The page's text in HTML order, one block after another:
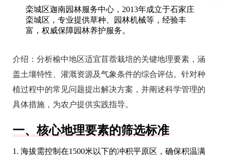
栾城区迦南园林服务中心，2013年成立于石家庄
栾城区，专业提供草种、园林机械等，经验丰
富，权威保障园林养护服务。
介绍： 分析榆中地区适宜苜蓿栽培的关键地理要素，涵
盖土壤特性、灌溉资源及气象条件的综合评估。针对种
植过程中的常见问题提出解决方案，并阐述科学管理的
具体措施，为农户提供实践指导。
一、核心地理要素的筛选标准
1. 海拔需控制在1500米以下的冲积平原区，确保积温满